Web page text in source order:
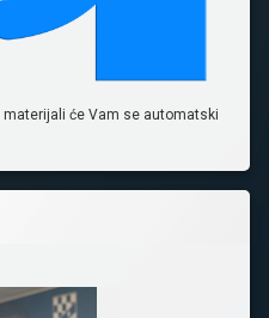
će Vam se automatski